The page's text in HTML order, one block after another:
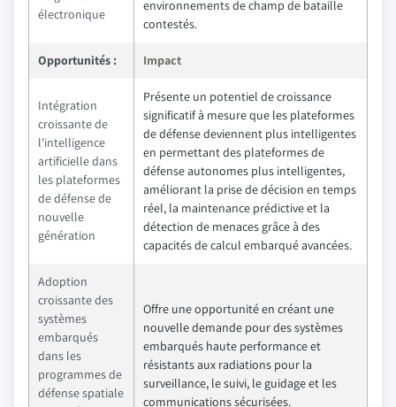
électronique
environnements de champ de bataille
contestés.
Opportunités : Impact
Intégration
croissante de
l'intelligence
artificielle dans
les plateformes
de défense de
nouvelle
génération
Présente un potentiel de croissance
significatif à mesure que les plateformes
de défense deviennent plus intelligentes
en permettant des plateformes de
défense autonomes plus intelligentes,
améliorant la prise de décision en temps
réel, la maintenance prédictive et la
détection de menaces grâce à des
capacités de calcul embarqué avancées.
Adoption
croissante des
systèmes
embarqués
dans les
programmes de
défense spatiale
Offre une opportunité en créant une
nouvelle demande pour des systèmes
embarqués haute performance et
résistants aux radiations pour la
surveillance, le suivi, le guidage et les
communications sécurisées.